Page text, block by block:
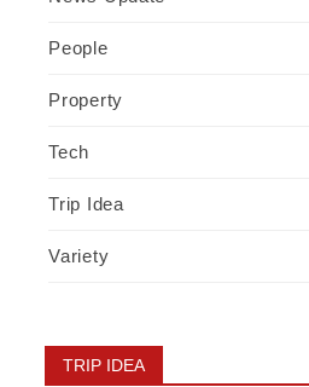
People
Property
Tech
Trip Idea
Variety
TRIP IDEA